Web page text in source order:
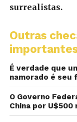
surrealistas.
Outras
É verdade que
namorado é seu
O Governo
China por U$500